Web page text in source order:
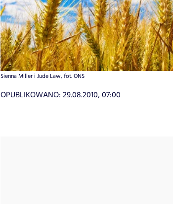
Sienna Miller i Jude Law, fot. ONS
OPUBLIKOWANO: 29.08.2010, 07:00